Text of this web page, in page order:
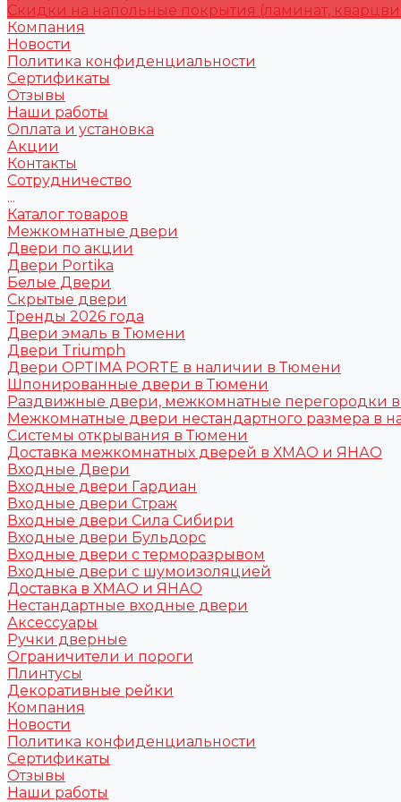
Скидки на напольные покрытия (ламинат,
Компания
Новости
Политика конфиденциальности
Сертификаты
Отзывы
Наши работы
Оплата и установка
Акции
Контакты
Сотрудничество
...
Каталог товаров
Межкомнатные двери
Двери по акции
Двери Portika
Белые Двери
Скрытые двери
Тренды 2026 года
Двери эмаль в Тюмени
Двери Triumph
Двери OPTIMA PORTE в наличии в Тюмени
Шпонированные двери в Тюмени
Раздвижные двери, межкомнатные перегородки
Межкомнатные двери нестандартного размера в
Системы открывания в Тюмени
Доставка межкомнатных дверей в ХМАО и ЯНАО
Входные Двери
Входные двери Гардиан
Входные двери Страж
Входные двери Сила Сибири
Входные двери Бульдорс
Входные двери с терморазрывом
Входные двери с шумоизоляцией
Доставка в ХМАО и ЯНАО
Нестандартные входные двери
Аксессуары
Ручки дверные
Ограничители и пороги
Плинтусы
Декоративные рейки
Компания
Новости
Политика конфиденциальности
Сертификаты
Отзывы
Наши работы